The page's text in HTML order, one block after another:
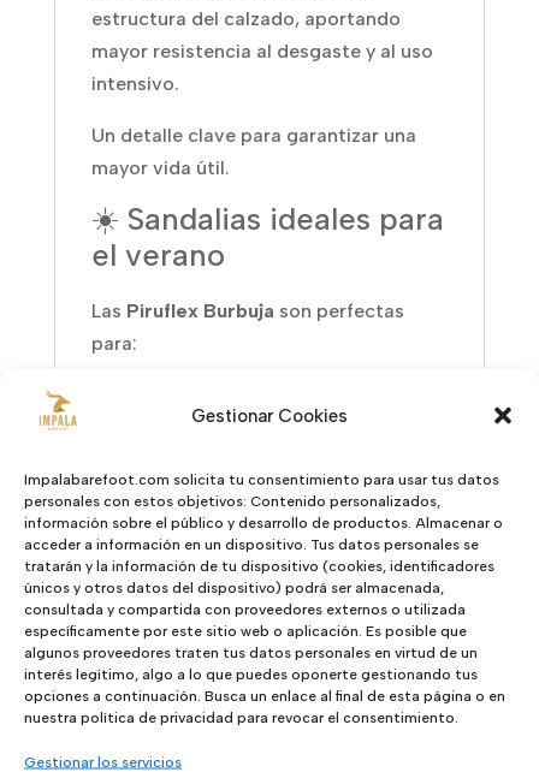
Gestionar Cookies
Impalabarefoot.com solicita tu consentimiento para usar tus datos
personales con estos objetivos: Contenido personalizados,
información sobre el público y desarrollo de productos. Almacenar o
acceder a información en un dispositivo. Tus datos personales se
tratarán y la información de tu dispositivo (cookies, identificadores
únicos y otros datos del dispositivo) podrá ser almacenada,
consultada y compartida con proveedores externos o utilizada
específicamente por este sitio web o aplicación. Es posible que
algunos proveedores traten tus datos personales en virtud de un
interés legítimo, algo a lo que puedes oponerte gestionando tus
opciones a continuación. Busca un enlace al final de esta página o en
nuestra política de privacidad para revocar el consentimiento.
Gestionar los servicios
estructura del calzado, aportando
mayor resistencia al desgaste y al uso
intensivo.
Un detalle clave para garantizar una
mayor vida útil.
☀️ Sandalias ideales para
el verano
Las Piruflex Burbuja son perfectas
para:
Actividades al aire libre
Un modelo cómodo, seguro y fácil de
combinar.
🌍 Calidad, comodidad y
resistencia en cada paso
LasPiruflex Burbujacombinan
materiales de calidad, diseño funcional
y comodidad para ofrecer una sandalia